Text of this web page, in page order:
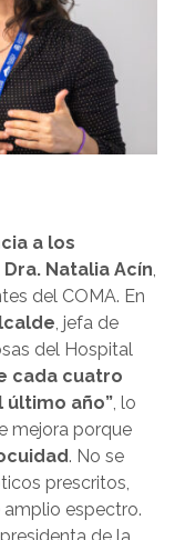
a los
Dra. Natalia Acín,
del COMA. En
, jefa de
del Hospital
cada cuatro
año”, lo
mejora porque
. No se
prescritos,
amplio espectro.